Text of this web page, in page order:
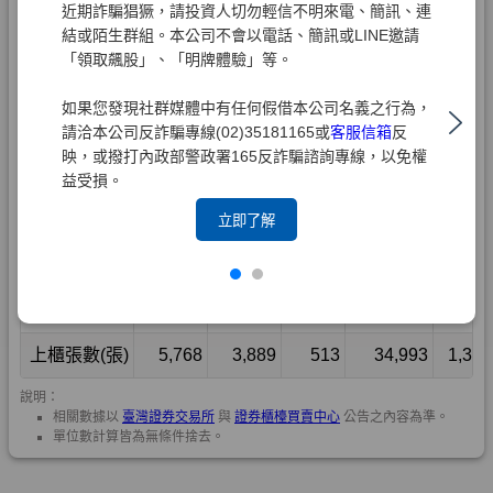
近期詐騙猖獗，請投資人切勿輕信不明來電、簡訊、連
結或陌生群組。本公司不會以電話、簡訊或LINE邀請
「領取飆股」、「明牌體驗」等。
如果您發現社群媒體中有任何假借本公司名義之行為，
請洽本公司反詐騙專線(02)35181165或客服信箱反
映，或撥打內政部警政署165反詐騙諮詢專線，以免權
益受損。
立即了解